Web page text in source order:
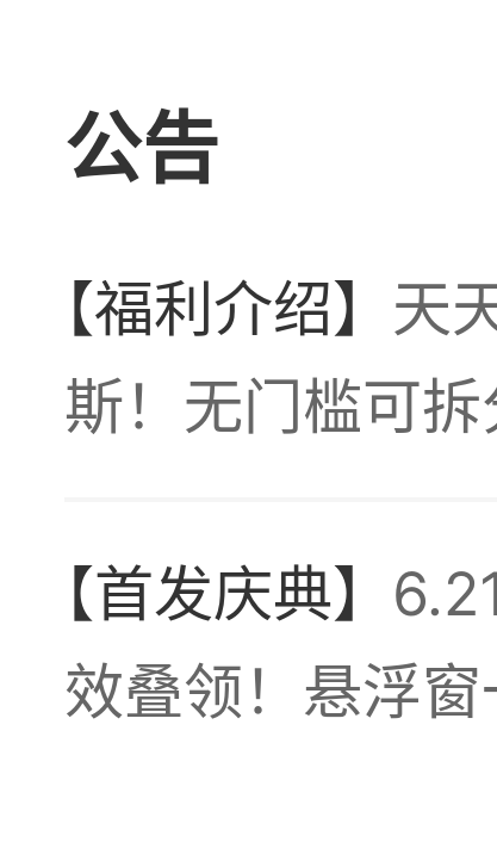
公告
【福利介绍】 天
斯！无门槛可拆
【首发庆典】
效叠领！悬浮窗
是